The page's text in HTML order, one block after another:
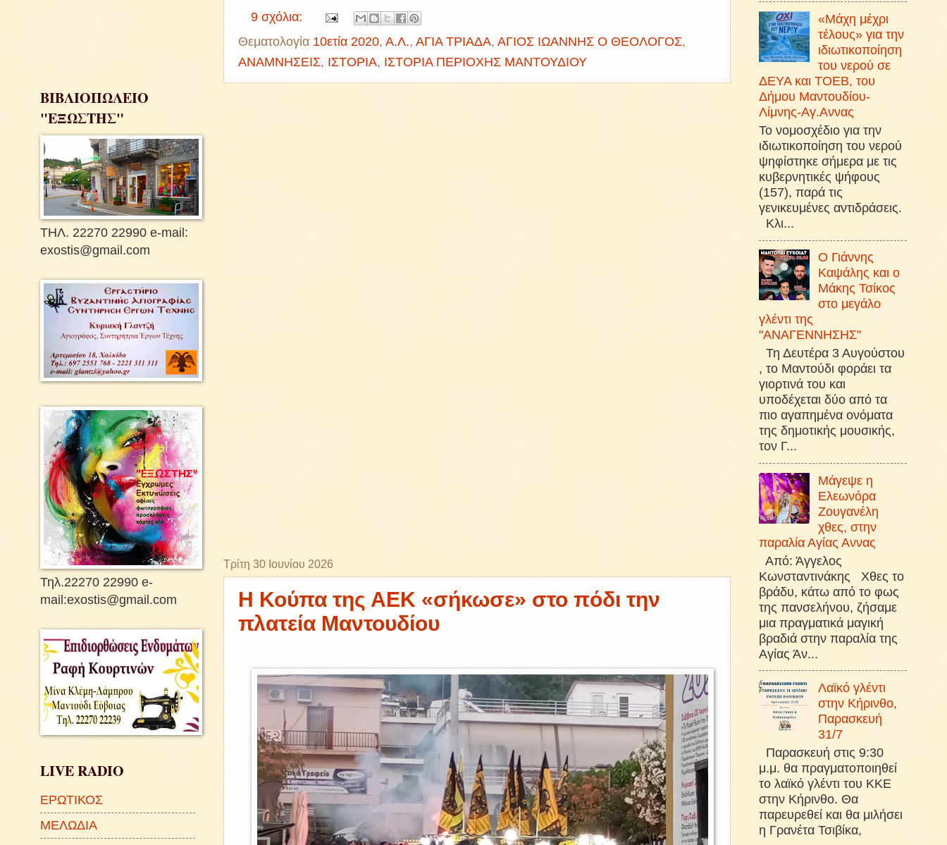
9 σχόλια:
Θεματολογία 10ετία 2020, Α.Λ., ΑΓΙΑ ΤΡΙΑΔΑ, ΑΓΙΟΣ ΙΩΑΝΝΗΣ Ο ΘΕΟΛΟΓΟΣ,
ΑΝΑΜΝΗΣΕΙΣ, ΙΣΤΟΡΙΑ, ΙΣΤΟΡΙΑ ΠΕΡΙΟΧΗΣ ΜΑΝΤΟΥΔΙΟΥ
Τρίτη 30 Ιουνίου 2026
Η Κούπα της ΑΕΚ «σήκωσε» στο πόδι την
πλατεία Μαντουδίου
ΒΙΒΛΙΟΠΩΛΕΙΟ
"ΕΞΩΣΤΗΣ"
ΤΗΛ. 22270 22990 e-mail:
exostis@gmail.com
Τηλ.22270 22990 e-
mail:exostis@gmail.com
LIVE RADIO
ΕΡΩΤΙΚΟΣ
ΜΕΛΩΔΙΑ
«Μάχη μέχρι
τέλους» για την
ιδιωτικοποίηση
του νερού σε
ΔΕΥΑ και ΤΟΕΒ, του
Δήμου Μαντουδίου-
Λίμνης-Αγ.Αννας
Το νομοσχέδιο για την
ιδιωτικοποίηση του νερού
ψηφίστηκε σήμερα με τις
κυβερνητικές ψήφους
(157), παρά τις
γενικευμένες αντιδράσεις.
Κλι...
Ο Γιάννης
Καψάλης και ο
Μάκης Τσίκος
στο μεγάλο
γλέντι της
"ΑΝΑΓΕΝΝΗΣΗΣ"
Τη Δευτέρα 3 Αυγούστου
, το Μαντούδι φοράει τα
γιορτινά του και
υποδέχεται δύο από τα
πιο αγαπημένα ονόματα
της δημοτικής μουσικής,
τον Γ...
Μάγεψε η
Ελεωνόρα
Ζουγανέλη
χθες, στην
παραλία Αγίας Αννας
Από: Άγγελος
Κωνσταντινάκης Χθες το
βράδυ, κάτω από το φως
της πανσελήνου, ζήσαμε
μια πραγματικά μαγική
βραδιά στην παραλία της
Αγίας Άν...
Λαϊκό γλέντι
στην Κήρινθο,
Παρασκευή
31/7
Παρασκευή στις 9:30
μ.μ. θα πραγματοποιηθεί
το λαϊκό γλέντι του ΚΚΕ
στην Κήρινθο. Θα
παρευρεθεί και θα μιλήσει
η Γρανέτα Τσιβίκα,